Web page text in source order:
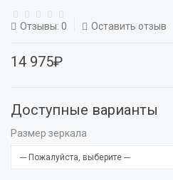
Отзывы: 0 Оставить отзыв
14 975₽
Доступные варианты
Размер зеркала